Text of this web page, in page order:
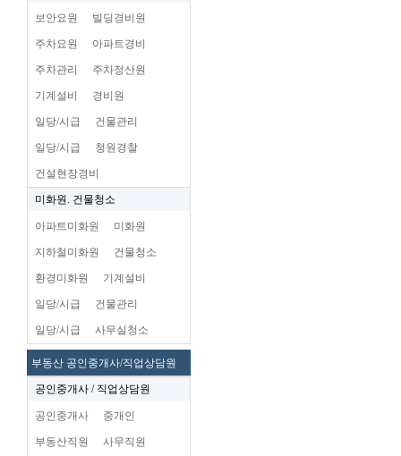
보안요원 빌딩경비원
주차요원 아파트경비
주차관리 주차정산원
기계설비 경비원
일당/시급 건물관리
일당/시급 청원경찰
건설현장경비
미화원. 건물청소
아파트미화원 미화원
지하철미화원 건물청소
환경미화원 기계설비
일당/시급 건물관리
일당/시급 사무실청소
부동산 공인중개사/직업상담원
공인중개사 / 직업상담원
공인중개사 중개인
부동산직원 사무직원